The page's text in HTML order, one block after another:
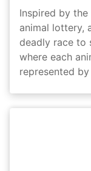
Inspired by
animal lottery,
deadly race to
where each
represented